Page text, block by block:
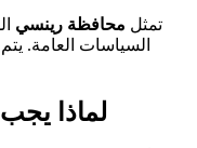
تمثل محافظة رينسي
السياسات العامة.
لماذا